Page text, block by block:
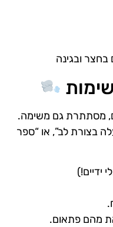
מסתתרת גם משימה.
בצורת לב”, או “ספר
ידיים!)
מהם פתאום.